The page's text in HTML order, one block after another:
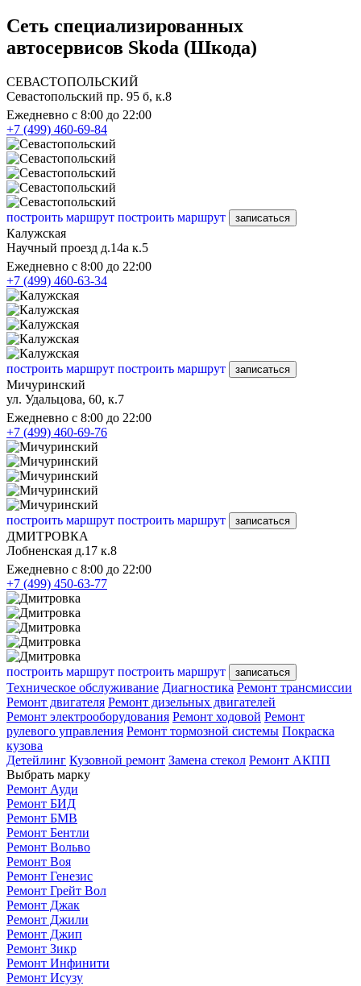
Сеть специализированных
автосервисов Skoda (Шкода)
СЕВАСТОПОЛЬСКИЙ
Севастопольский пр. 95 б, к.8
Ежедневно с 8:00 до 22:00
+7 (499) 460-69-84
построить маршрут построить маршрут записаться
Калужская
Научный проезд д.14а к.5
Ежедневно с 8:00 до 22:00
+7 (499) 460-63-34
построить маршрут построить маршрут записаться
Мичуринский
ул. Удальцова, 60, к.7
Ежедневно с 8:00 до 22:00
+7 (499) 460-69-76
построить маршрут построить маршрут записаться
ДМИТРОВКА
Лобненская д.17 к.8
Ежедневно с 8:00 до 22:00
+7 (499) 450-63-77
построить маршрут построить маршрут записаться
Техническое обслуживание Диагностика Ремонт трансмиссии
Ремонт двигателя Ремонт дизельных двигателей
Ремонт электрооборудования Ремонт ходовой Ремонт
рулевого управления Ремонт тормозной системы Покраска
кузова
Детейлинг Кузовной ремонт Замена стекол Ремонт АКПП
Выбрать марку
Ремонт Ауди
Ремонт БИД
Ремонт БМВ
Ремонт Бентли
Ремонт Вольво
Ремонт Воя
Ремонт Генезис
Ремонт Грейт Вол
Ремонт Джак
Ремонт Джили
Ремонт Джип
Ремонт Зикр
Ремонт Инфинити
Ремонт Исузу